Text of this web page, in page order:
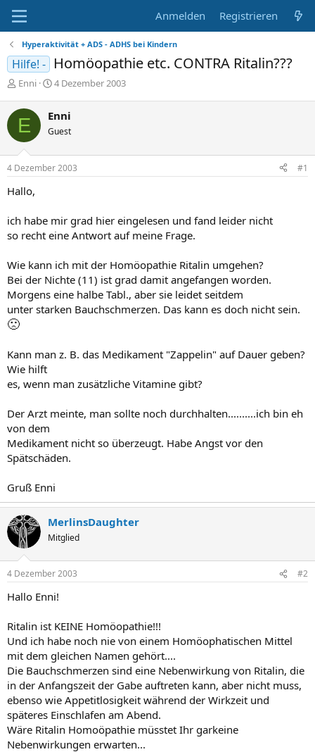
Anmelden Registrieren
Hyperaktivität + ADS - ADHS bei Kindern
Hilfe! - Homöopathie etc. CONTRA Ritalin???
E
s
t
e
l
l
e
Enni
E
t
e
l
t
4 Dezember 2003
E Enni
Guest
4 Dezember 2003 #1
Hallo,
ich habe mir grad hier eingelesen und fand leider nicht
so recht eine Antwort auf meine Frage.
Wie kann ich mit der Homöopathie Ritalin umgehen?
Bei der Nichte (11) ist grad damit angefangen worden.
Morgens eine halbe Tabl., aber sie leidet seitdem
unter starken Bauchschmerzen. Das kann es doch nicht sein.
🙁
Kann man z. B. das Medikament "Zappelin" auf Dauer geben?
Wie hilft
es, wenn man zusätzliche Vitamine gibt?
Der Arzt meinte, man sollte noch durchhalten..........ich bin eh
von dem
Medikament nicht so überzeugt. Habe Angst vor den
Spätschäden.
Gruß Enni
MerlinsDaughter
Mitglied
4 Dezember 2003 #2
Hallo Enni!
Ritalin ist KEINE Homöopathie!!!
Und ich habe noch nie von einem Homöophatischen Mittel
mit dem gleichen Namen gehört....
Die Bauchschmerzen sind eine Nebenwirkung von Ritalin, die
in der Anfangszeit der Gabe auftreten kann, aber nicht muss,
ebenso wie Appetitlosigkeit während der Wirkzeit und
späteres Einschlafen am Abend.
Wäre Ritalin Homoöpathie müsstet Ihr garkeine
Nebenwirkungen erwarten...